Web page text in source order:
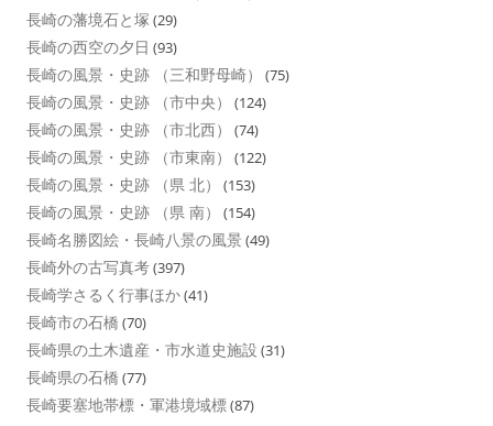
長崎の藩境石と塚 (29)
長崎の西空の夕日 (93)
長崎の風景・史跡 （三和野母崎） (75)
長崎の風景・史跡 （市中央） (124)
長崎の風景・史跡 （市北西） (74)
長崎の風景・史跡 （市東南） (122)
長崎の風景・史跡 （県 北） (153)
長崎の風景・史跡 （県 南） (154)
長崎名勝図絵・長崎八景の風景 (49)
長崎外の古写真考(397)
長崎学さるく行事ほか(41)
長崎市の石橋 (70)
長崎県の土木遺産・市水道史施設 (31)
長崎県の石橋 (77)
長崎要塞地帯標・軍港境域標(87)